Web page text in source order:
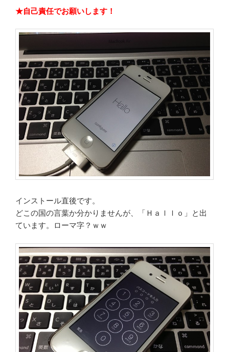
★自己責任でお願いします！
インストール直後です。
どこの国の言葉か分かりませんが、「Ｈａｌｌｏ」と出
ています。ローマ字？ｗｗ